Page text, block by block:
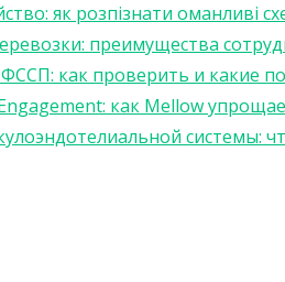
як розпізнати оманливі
преимущества
как проверить и какие
как Mellow
системы: